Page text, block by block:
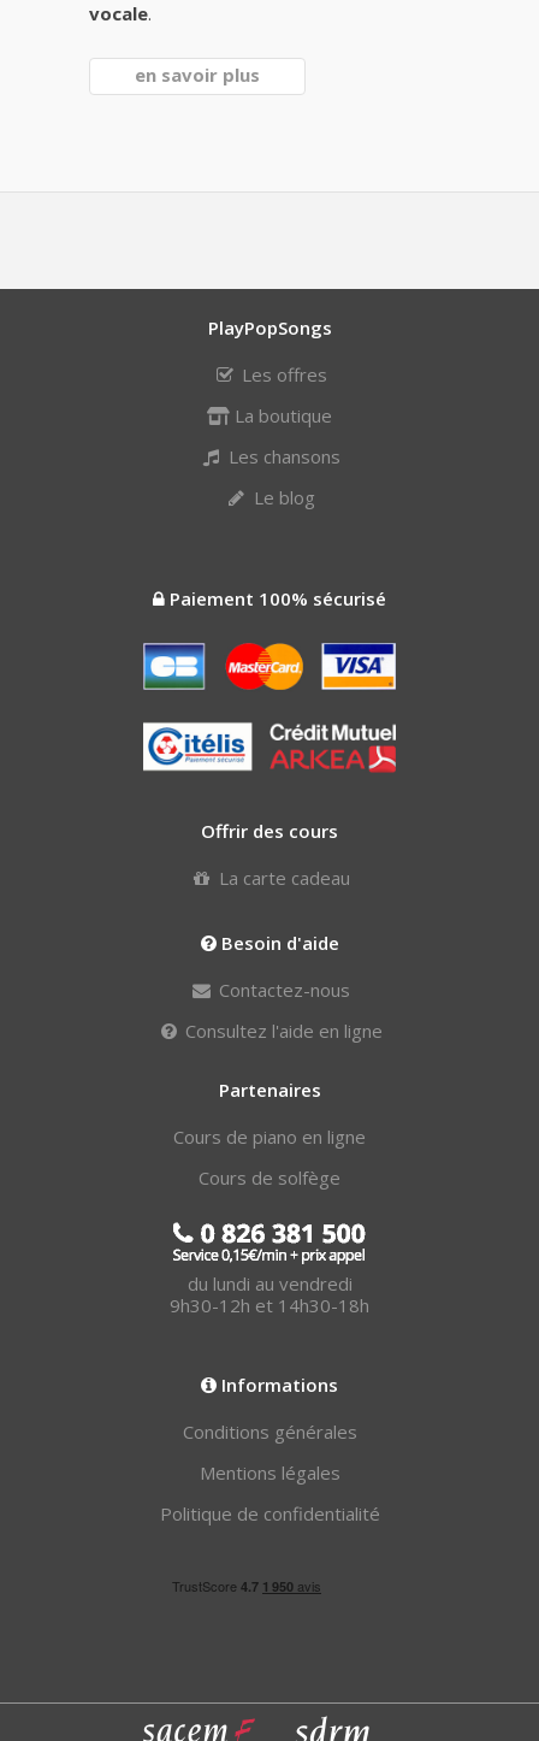
vocale.
en savoir plus
PlayPopSongs
Les offres
La boutique
Les chansons
Le blog
Paiement 100% sécurisé
Offrir des cours
La carte cadeau
Besoin d'aide
Contactez-nous
Consultez l'aide en ligne
Partenaires
Cours de piano en ligne
Cours de solfège
du lundi au vendredi
9h30-12h et 14h30-18h
Informations
Conditions générales
Mentions légales
Politique de confidentialité